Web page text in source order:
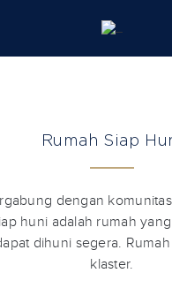
Rumah Siap
dengan
huni adalah rumah
dihuni segera.
klaster.